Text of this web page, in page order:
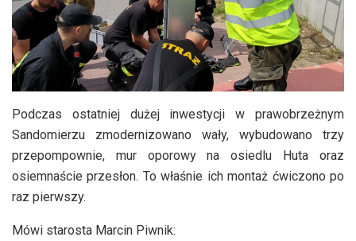
Podczas ostatniej dużej inwestycji w prawobrzeżnym
Sandomierzu zmodernizowano wały, wybudowano trzy
przepompownie, mur oporowy na osiedlu Huta oraz
osiemnaście przesłon. To właśnie ich montaż ćwiczono po
raz pierwszy.
Mówi starosta Marcin Piwnik: